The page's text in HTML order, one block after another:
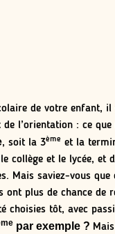
de votre enfant, il
l’orientation : ce que
, soit la 3ème et la
collège et le lycée, et
Mais saviez-vous que
ont plus de chance de
choisies tôt, avec
par exemple ?